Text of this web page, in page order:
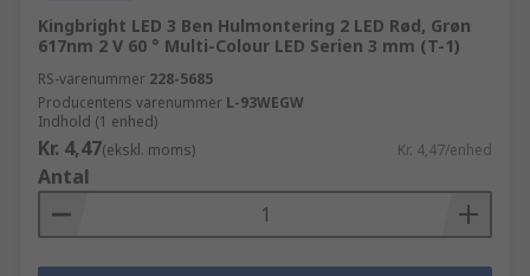
Kingbright LED 3 Ben Hulmontering 2 LED Rød, Grøn
617nm 2 V 60 ° Multi-Colour LED Serien 3 mm (T-1)
RS-varenummer 228-5685
Producentens varenummer L-93WEGW
Indhold (1 enhed)
Kr. 4,47(ekskl. moms) Kr. 4,47/enhed
Antal